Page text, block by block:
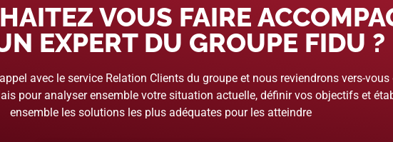
VOUS FAIRE
EXPERT DU GROUPE FIDU ?
avec le service Relation Clients du groupe et nous reviendrons vers-vous
pour analyser ensemble votre situation actuelle, définir vos objectifs et
ensemble les solutions les plus adéquates pour les atteindre